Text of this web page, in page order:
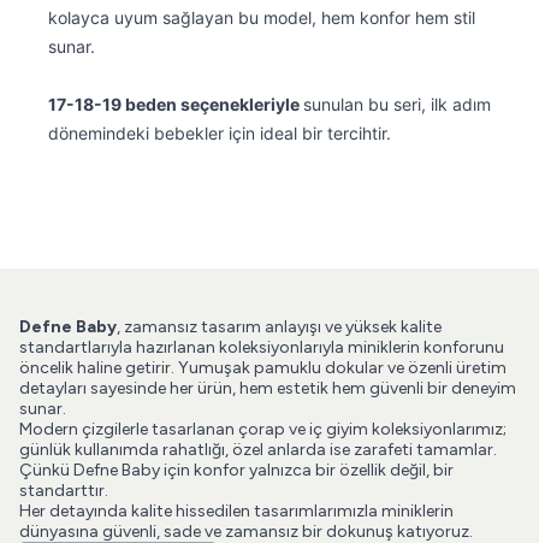
kolayca uyum sağlayan bu model, hem konfor hem stil
sunar.
17-18-19 beden seçenekleriyle sunulan bu seri, ilk adım
dönemindeki bebekler için ideal bir tercihtir.
Defne Baby, zamansız tasarım anlayışı ve yüksek kalite
standartlarıyla hazırlanan koleksiyonlarıyla miniklerin konforunu
öncelik haline getirir. Yumuşak pamuklu dokular ve özenli üretim
detayları sayesinde her ürün, hem estetik hem güvenli bir deneyim
sunar.
Modern çizgilerle tasarlanan çorap ve iç giyim koleksiyonlarımız;
günlük kullanımda rahatlığı, özel anlarda ise zarafeti tamamlar.
Çünkü Defne Baby için konfor yalnızca bir özellik değil, bir
standarttır.
Her detayında kalite hissedilen tasarımlarımızla miniklerin
dünyasına güvenli, sade ve zamansız bir dokunuş katıyoruz.